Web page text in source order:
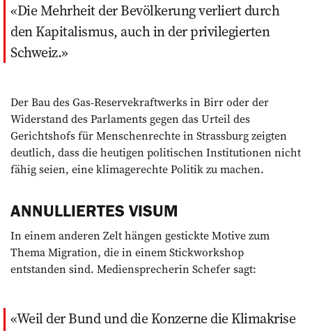
Die Mehrheit der Bevölkerung verliert durch
den Kapitalismus, auch in der privilegierten
Schweiz.
Der Bau des Gas-Reservekraftwerks in Birr oder der
Widerstand des Parlaments gegen das Urteil des
Gerichtshofs für Menschenrechte in Strassburg zeigten
deutlich, dass ­die heutigen politischen Insti­tu­tionen nicht
fähig seien, eine klimagerechte ­Politik zu machen.
ANNULLIERTES VISUM
In einem anderen Zelt hängen gestickte Motive zum
Thema ­Migration, die in einem Stickworkshop
entstanden sind. Mediensprecherin Schefer sagt:
Weil der Bund und die Konzerne die Klimakrise